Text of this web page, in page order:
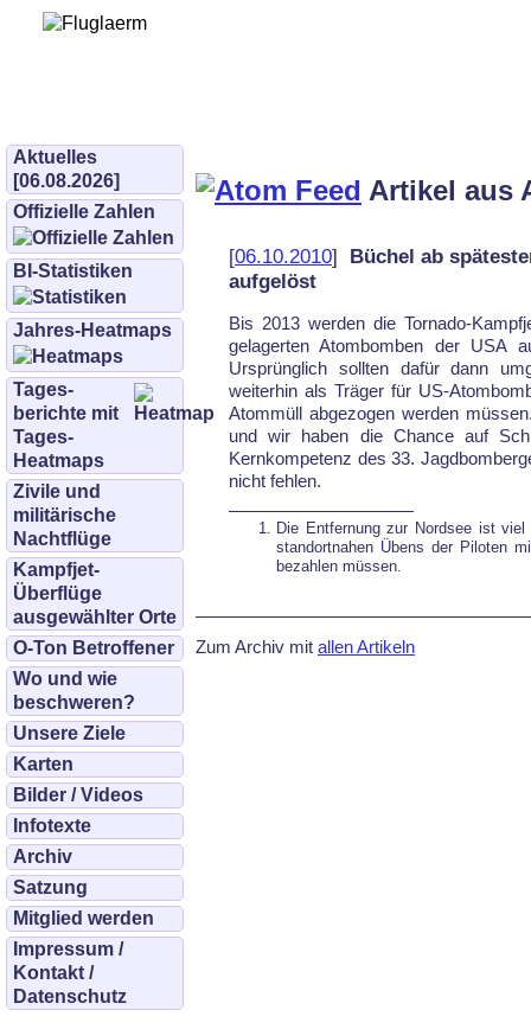
Aktuelles
[06.08.2026]
Offizielle Zahlen
BI-Statistiken
Jahres-Heatmaps
Tages­
berichte mit
Tages-
Heatmaps
Zivile und
militärische
Nachtflüge
Kampfjet-
Überflüge
ausgewählter Orte
O-Ton Betroffener
Wo und wie
beschweren?
Unsere Ziele
Karten
Bilder / Videos
Infotexte
Archiv
Satzung
Mitglied werden
Impressum /
Kontakt /
Datenschutz
Artikel aus
[06.10.2010] Büchel ab
aufgelöst
Bis 2013 werden die Tornado-
gelagerten Atombomben der USA
Ursprünglich sollten dafür dann
weiterhin als Träger für US-
Atom­müll abgezogen werden
und wir haben die Chan­ce auf
Kernkompetenz des 33.
nicht fehlen.
Die Entfernung zur Nordsee ist
standortnahen Übens der Piloten
bezahlen müssen.
Zum Archiv mit allen Artikeln